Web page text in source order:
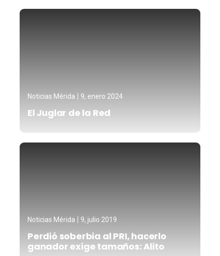
Noticias Mérida 9, enero 2024
El Juglar de la Red
Noticias Mérida 9, julio 2019
Perdió soberbia al PRI, hacerlo
ganador exige tamaños: Alito